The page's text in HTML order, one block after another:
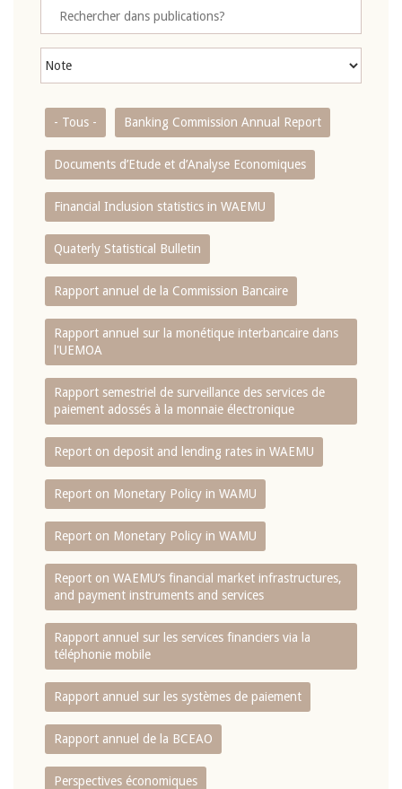
- Tous - Banking Commission Annual Report
Documents d’Etude et d’Analyse Economiques
Financial Inclusion statistics in WAEMU
Quaterly Statistical Bulletin
Rapport annuel de la Commission Bancaire
Rapport annuel sur la monétique interbancaire dans
l'UEMOA
Rapport semestriel de surveillance des services de
paiement adossés à la monnaie électronique
Report on deposit and lending rates in WAEMU
Report on Monetary Policy in WAMU
Report on Monetary Policy in WAMU
Report on WAEMU’s financial market infrastructures,
and payment instruments and services
Rapport annuel sur les services financiers via la
téléphonie mobile
Rapport annuel sur les systèmes de paiement
Rapport annuel de la BCEAO
Perspectives économiques